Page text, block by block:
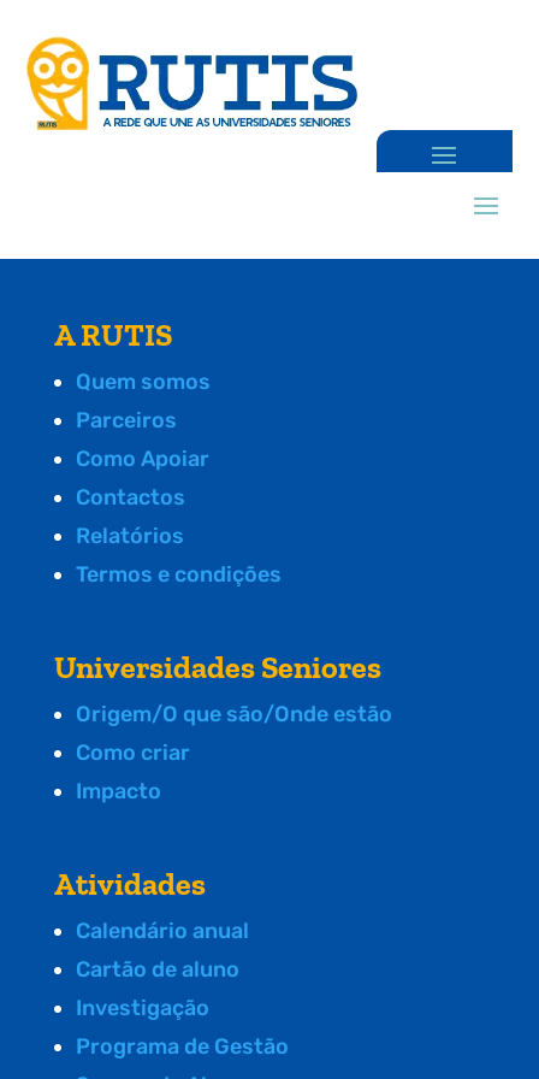
A RUTIS
Quem somos
Parceiros
Como Apoiar
Contactos
Relatórios
Termos e condições
Universidades Seniores
Origem/O que são/Onde estão
Como criar
Impacto
Atividades
Calendário anual
Cartão de aluno
Investigação
Programa de Gestão